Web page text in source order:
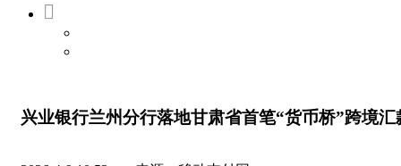

兴业银行兰州分行落地甘肃省首笔“货币桥”跨境汇